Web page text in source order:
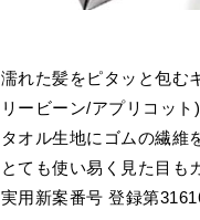
濡れた髪をピタッと包む
リービーン/アプリコット)
タオル生地にゴムの繊維
とても使い易く見た目も
実用新案番号 登録第